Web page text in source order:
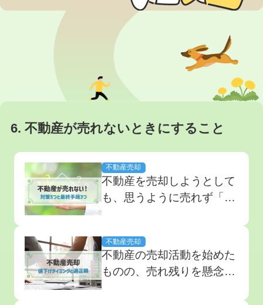
6. 不動産が売れないときにすること
不動産売却
不動産を売却しようとして
も、思うように売れず「こ
いのではないでしょうか。
家が売れないのは、相場よ
りも価格を高く設定してい
不動産売却
不動産の売却活動を始めた
ものの、売れ残りを懸念し